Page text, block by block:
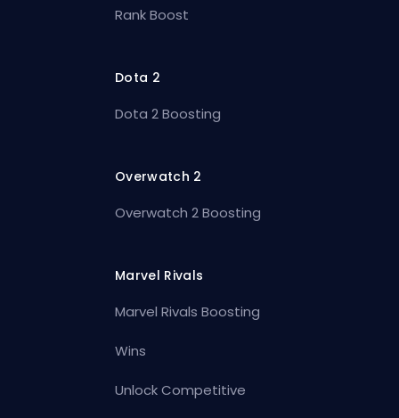
Rank Boost
Dota 2
Dota 2 Boosting
Overwatch 2
Overwatch 2 Boosting
Marvel Rivals
Marvel Rivals Boosting
Wins
Unlock Competitive